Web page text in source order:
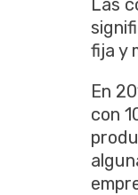
fija y
En
con